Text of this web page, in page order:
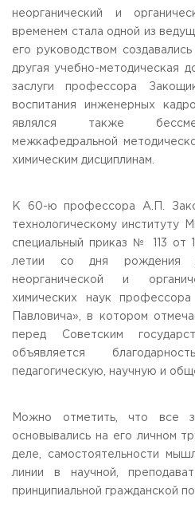
неорганический и
временем стала одной из
его руководством
другая учебно-методическая
заслуги профессора
воспитания инженерных
являлся также
межкафедральной
химическим дисциплинам.
К 60-ю профессора А.П.
технологическому
специальный приказ № 113 от
летии со дня рождения
неорганической и
химических наук
Павловича», в котором
перед Советским
объявляется
педагогическую, научную и
Можно отметить, что все
основывались на его личном
деле, самостоятельности
линии в научной,
принципиальной гражданской